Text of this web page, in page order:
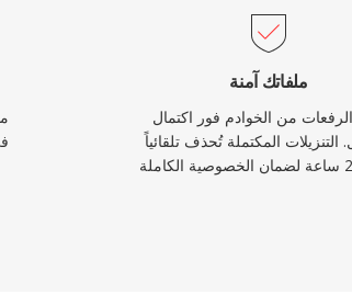
ملفاتك آمنة
من الخوادم فور اكتمال
التنزيلات المكتملة تُحذف تلقائياً